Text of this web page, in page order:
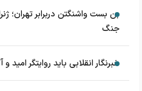
بن بست واشنگتن دربرابر تهران؛
جنگ
خبرنگار انقلابی باید روایتگر امید